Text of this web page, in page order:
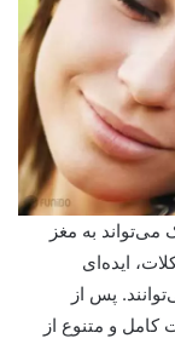
به مغز
ایده‌ای
پس از
و متنوع از